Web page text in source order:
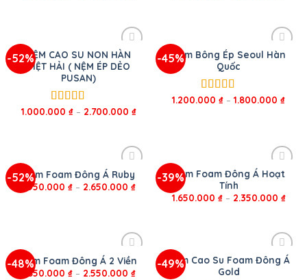
-52%NỆM CAO SU NON HÀN
VIỆT HẢI ( NỆM ÉP DẺO
PUSAN)
Được xếp
1.000.000 ₫– 2.700.000 ₫
-45%Nệm Bông Ép Seoul Hàn
Quốc
Được xếp
1.200.000 ₫ – 1.800.000 ₫
-52%Nệm Foam Đông Á Ruby
1.950.000 ₫– 2.650.000 ₫
-39%Nệm Foam Đông Á Hoạt
Tính
1.650.000 ₫– 2.350.000 ₫
-48%Nệm Foam Đông Á 2 Viền
1.850.000 ₫– 2.550.000 ₫
-49%
Nệm Cao Su Foam Đông Á
Gold